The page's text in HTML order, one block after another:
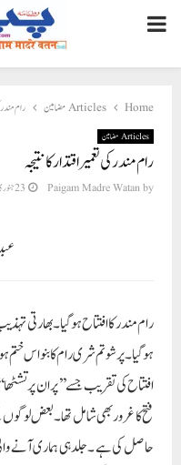
PRIMARY
MENU
Home Articles مضامین رام مندر
Articles مضامین
رام مندر کی تعمیر اقتدار کا نتیجہ
by
Paigam Madre Watan 23 جنوری 2024
رام مندر کا افتتاح ہوگیا۔بھارتی
ہوگیا۔پرشوتم شری رام کا بنواس
افتتاح کی تقریب جسے ’’پران
فتح کا غرور بھی شامل تھا۔بعض
حاصل کی ہے ۔جلد ہی ہماری آنے